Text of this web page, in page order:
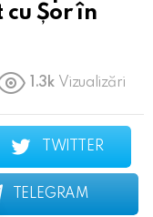
Șor în
1.3k Vizualizări
TWITTER
TELEGRAM